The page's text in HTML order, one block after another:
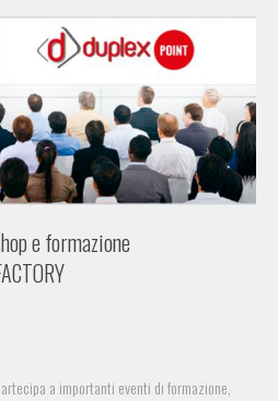
e formazione
a importanti eventi di formazione,